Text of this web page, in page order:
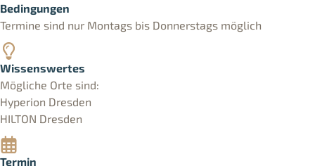
Bedingungen
Termine sind nur Montags bis Donnerstags möglich
Wissenswertes
Mögliche Orte sind:
Hyperion Dresden
HILTON Dresden
Termin